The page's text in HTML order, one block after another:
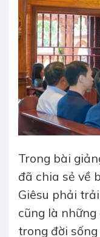
Trong bài
đã chia sẻ về
Giêsu phải
cũng là
trong đời